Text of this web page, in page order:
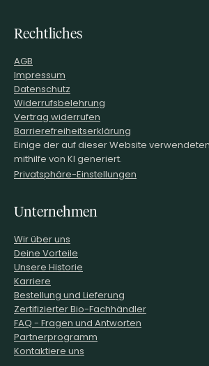
Rechtliches
AGB
Impressum
Datenschutz
Widerrufsbelehrung
Vertrag widerrufen
Barrierefreiheitserklärung
Einige der auf dieser Website
mithilfe von KI generiert.
Privatsphäre-Einstellungen
Unternehmen
Wir über uns
Deine Vorteile
Unsere Historie
Karriere
Bestellung und Lieferung
Zertifizierter Bio-Fachhändler
FAQ - Fragen und Antworten
Partnerprogramm
Kontaktiere uns